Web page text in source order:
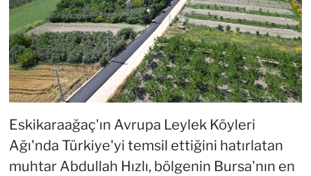
Eskikaraağaç'ın Avrupa Leylek Köyleri
Ağı'nda Türkiye'yi temsil ettiğini hatırlatan
muhtar Abdullah Hızlı, bölgenin Bursa'nın en